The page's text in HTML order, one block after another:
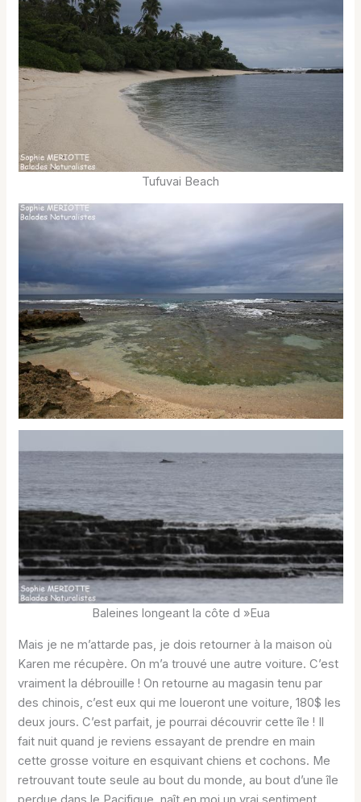
Tufuvai Beach
Baleines longeant la côte d »Eua
Mais je ne m’attarde pas, je dois retourner à la maison où
Karen me récupère. On m’a trouvé une autre voiture. C’est
vraiment la débrouille ! On retourne au magasin tenu par
des chinois, c’est eux qui me loueront une voiture, 180$ les
deux jours. C’est parfait, je pourrai découvrir cette île ! Il
fait nuit quand je reviens essayant de prendre en main
cette grosse voiture en esquivant chiens et cochons. Me
retrouvant toute seule au bout du monde, au bout d’une île